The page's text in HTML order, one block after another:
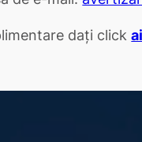
dați click